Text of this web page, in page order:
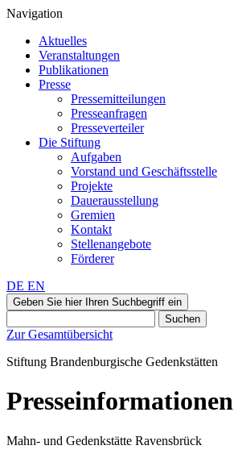
Navigation
Aktuelles
Veranstaltungen
Publikationen
Presse
Pressemitteilungen
Presseanfragen
Presseverteiler
Die Stiftung
Aufgaben
Vorstand und Geschäftsstelle
Projekte
Dauerausstellung
Gremien
Kontakt
Stellenangebote
Förderer
DE EN
Geben Sie hier Ihren Suchbegriff ein
Suchen
Zur Gesamtübersicht
Stiftung Brandenburgische Gedenkstätten
Presseinformationen
Mahn- und Gedenkstätte Ravensbrück